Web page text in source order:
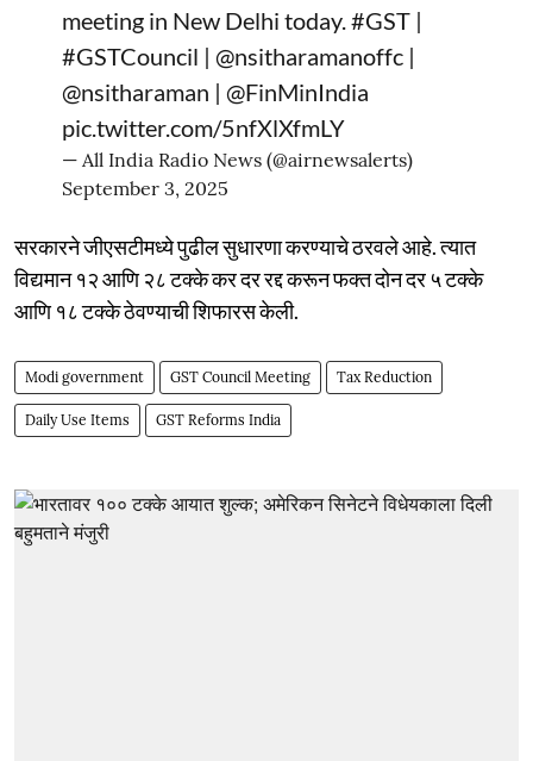
meeting in New Delhi today. #GST |
#GSTCouncil | @nsitharamanoffc |
@nsitharaman | @FinMinIndia
pic.twitter.com/5nfXlXfmLY
— All India Radio News (@airnewsalerts)
September 3, 2025
सरकारने जीएसटीमध्ये पुढील सुधारणा करण्याचे ठरवले आहे. त्यात
विद्यमान १२ आणि २८ टक्के कर दर रद्द करून फक्त दोन दर ५ टक्के
आणि १८ टक्के ठेवण्याची शिफारस केली.
Modi government GST Council Meeting Tax Reduction
Daily Use Items GST Reforms India